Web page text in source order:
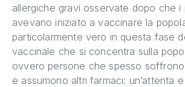
allergiche gravi osservate dopo che i
avevano iniziato a vaccinare la
particolarmente vero in questa fase
vaccinale che si concentra sulla
ovvero persone che spesso
e assumono altri farmaci: un’attenta